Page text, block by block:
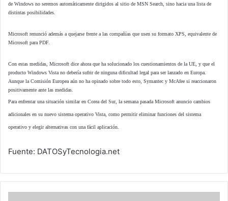
de Windows no seremos automáticamente dirigidos al sitio de MSN Search, sino hacia una lista de
distintas posibilidades.
Microsoft renunció además a quejarse frente a las compañías que usen su formato XPS, equivalente de
Microsoft para PDF.
Con estas medidas, Microsoft dice ahora que ha solucionado los cuestionamientos de la UE, y que el
producto Windows Vista no debería sufrir de ninguna dificultad legal para ser lanzado en Europa.
Aunque la Comisión Europea aún no ha opinado sobre todo esto, Symantec y McAfee si reaccionaron
positivamente ante las medidas.
Para enfrentar una situación similar en Corea del Sur, la semana pasada Microsoft anuncio cambios
adicionales en su nuevo sistema operativo Vista, como permitir eliminar funciones del sistema
operativo y elegir alternativas con una fácil aplicación.
Fuente: DATOSyTecnologia.net